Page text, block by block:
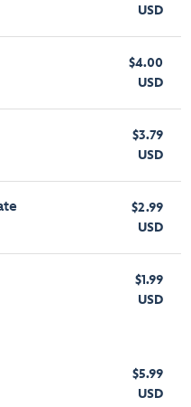
USD
$4.00
USD
$3.79
USD
$2.99
USD
$1.99
USD
$5.99
USD